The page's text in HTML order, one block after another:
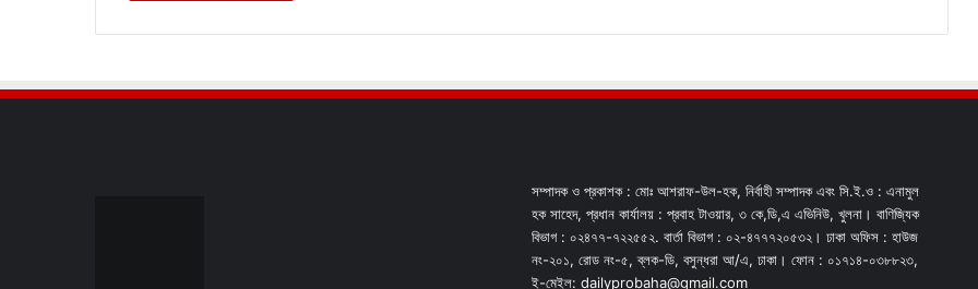
সম্পাদক ও প্রকাশক : মোঃ আশরাফ-উল-হক, নির্বাহী সম্পাদক এবং সি.ই.ও : এনামুল
হক সাহেদ, প্রধান কার্যালয় : প্রবাহ টাওয়ার, ৩ কে,ডি,এ এভিনিউ, খুলনা। বাণিজ্যিক
বিভাগ : ০২৪৭৭-৭২২৫৫২. বার্তা বিভাগ : ০২-৪৭৭৭২০৫৩২। ঢাকা অফিস : হাউজ
নং-২০১, রোড নং-৫, ব্লক-ডি, বসুন্ধরা আ/এ, ঢাকা। ফোন : ০১৭১৪-০৩৮৮২৩,
ই-মেইল: dailyprobaha@gmail.com